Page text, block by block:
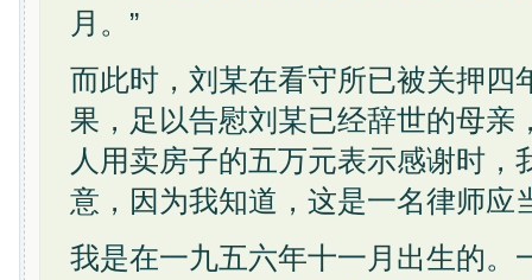
月。”
而此时，刘某在看守所已被关押四
果，足以告慰刘某已经辞世的母亲
人用卖房子的五万元表示感谢时，
意，因为我知道，这是一名律师应
我是在一九五六年十一月出生的。